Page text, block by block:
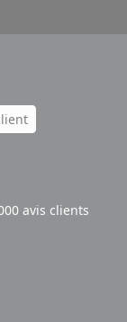
avis clients